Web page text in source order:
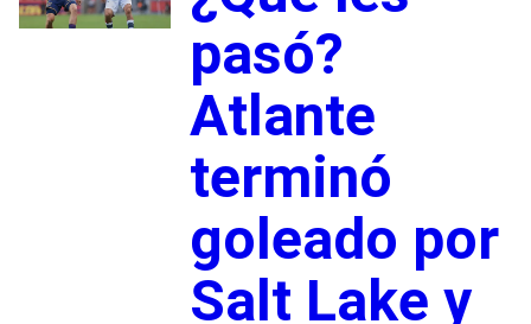
pasó?
Atlante
terminó
goleado por
Salt Lake y